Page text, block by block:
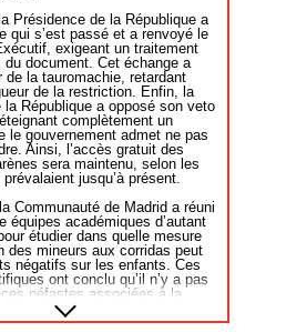
Présidence de la République a
qui s’est passé et a renvoyé le
exigeant un traitement
du document. Cet échange a
de la tauromachie, retardant
de la restriction. Enfin, la
la République a opposé son veto
complètement un
le gouvernement admet ne pas
Ainsi, l’accès gratuit des
sera maintenu, selon les
jusqu’à présent.
Communauté de Madrid a réuni
équipes académiques d’autant
étudier dans quelle mesure
des mineurs aux corridas peut
négatifs sur les enfants. Ces
ont conclu qu’il n’y a pas
néfastes associées à la
arènes. Dans le même ordre
une thèse de doctorat de